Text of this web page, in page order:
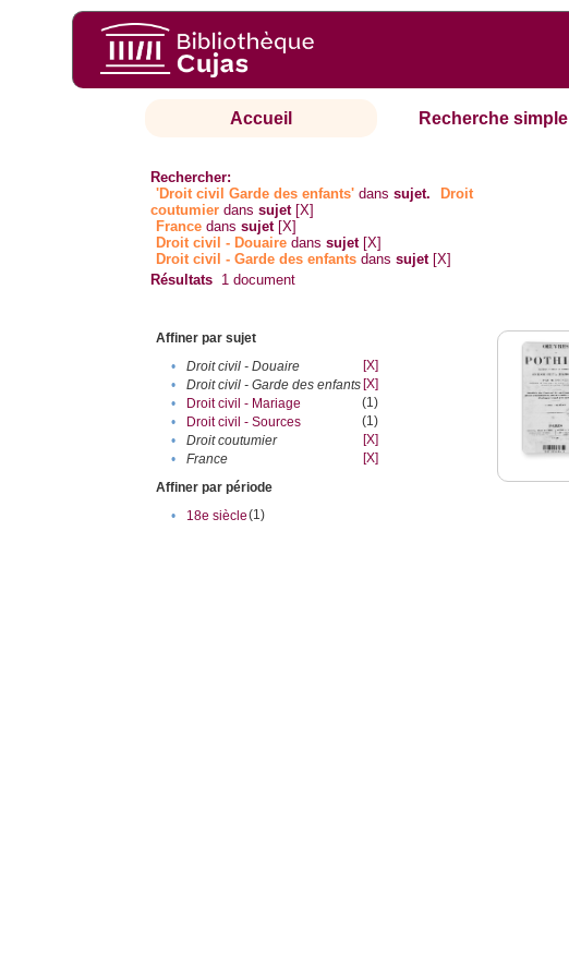
Accueil Recherche simple
Rechercher:
'Droit civil Garde des enfants' danssujet.
Droit
coutumier danssujet [X]
France danssujet [X]
Droit civil - Douaire danssujet [X]
Droit civil - Garde des enfants danssujet [X]
Résultats 1 document
Affiner par sujet
•
Droit civil - Douaire
[X]
•
Droit civil - Garde des enfants [X]
•
Droit civil - Mariage
(1)
•
Droit civil - Sources
(1)
•
Droit coutumier
[X]
•
France
[X]
Affiner par période
•
18e siècle(1)